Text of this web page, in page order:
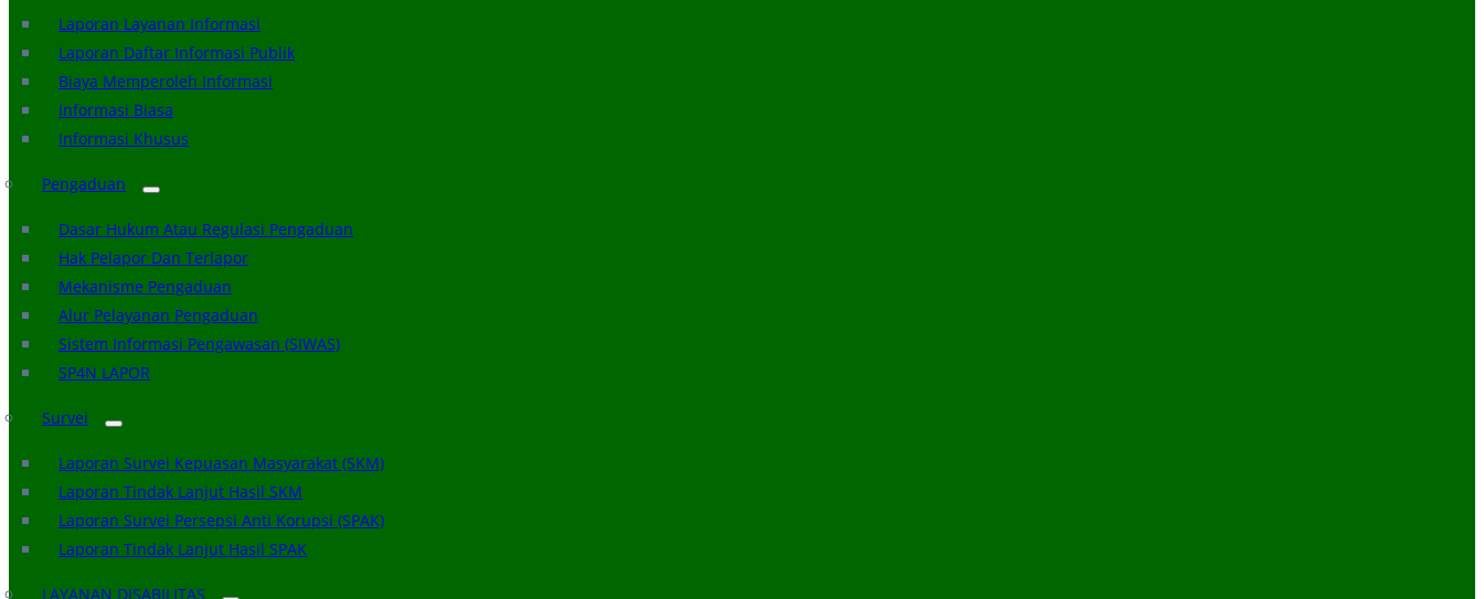
Laporan Layanan Informasi
Laporan Daftar Informasi Publik
Biaya Memperoleh Informasi
Informasi Biasa
Informasi Khusus
Pengaduan
Dasar Hukum Atau Regulasi Pengaduan
Hak Pelapor Dan Terlapor
Mekanisme Pengaduan
Alur Pelayanan Pengaduan
Sistem Informasi Pengawasan (SIWAS)
SP4N LAPOR
Survei
Laporan Survei Kepuasan Masyarakat (SKM)
Laporan Tindak Lanjut Hasil SKM
Laporan Survei Persepsi Anti Korupsi (SPAK)
Laporan Tindak Lanjut Hasil SPAK
LAYANAN DISABILITAS